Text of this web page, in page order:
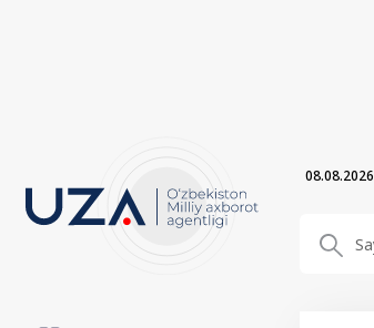
08.08.2026